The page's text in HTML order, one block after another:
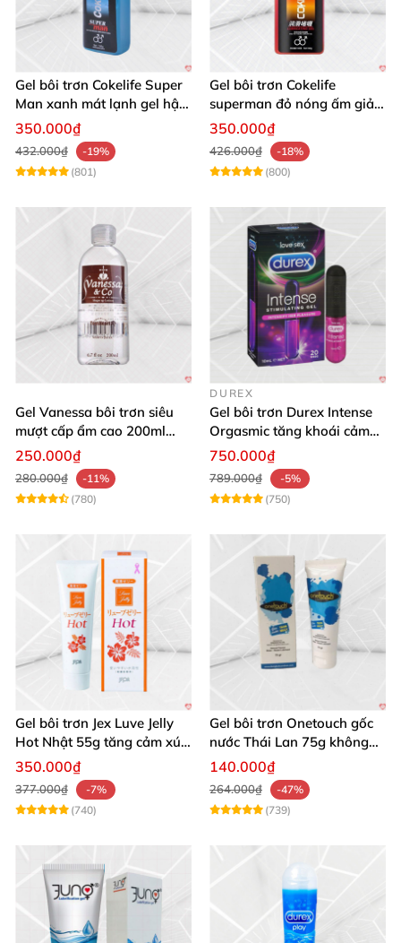
Gel bôi trơn Cokelife Super
Man xanh mát lạnh gel hậu
môn gay
350.000₫
432.000₫
-19%
(801)
Gel bôi trơn Cokelife
superman đỏ nóng ấm giảm
đau rát hậu môn
350.000₫
426.000₫
-18%
(800)
Gel Vanessa bôi trơn siêu
mượt cấp ẩm cao 200ml
Nhật Bản chính hãng
250.000₫
280.000₫
-11%
(780)
DUREX
Gel bôi trơn Durex Intense
Orgasmic tăng khoái cảm
nữ hương dịu
750.000₫
789.000₫
-5%
(750)
Gel bôi trơn Jex Luve Jelly
Hot Nhật 55g tăng cảm xúc
quan hệ
350.000₫
377.000₫
-7%
(740)
Gel bôi trơn Onetouch gốc
nước Thái Lan 75g không
chứa chất diệt tinh trùng
140.000₫
264.000₫
-47%
(739)